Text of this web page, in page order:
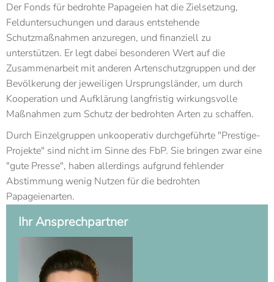
Der Fonds für bedrohte Papageien hat die Zielsetzung,
Felduntersuchungen und daraus entstehende
Schutzmaßnahmen anzuregen, und finanziell zu
unterstützen. Er legt dabei besonderen Wert auf die
Zusammenarbeit mit anderen Artenschutzgruppen und der
Bevölkerung der jeweiligen Ursprungsländer, um durch
Kooperation und Aufklärung langfristig wirkungsvolle
Maßnahmen zum Schutz der bedrohten Arten zu schaffen.
Durch Einzelgruppen unkooperativ durchgeführte "Prestige-
Projekte" sind nicht im Sinne des FbP. Sie bringen zwar eine
"gute Presse", haben allerdings aufgrund fehlender
Abstimmung wenig Nutzen für die bedrohten
Papageienarten.
Ihr Ansprechpartner